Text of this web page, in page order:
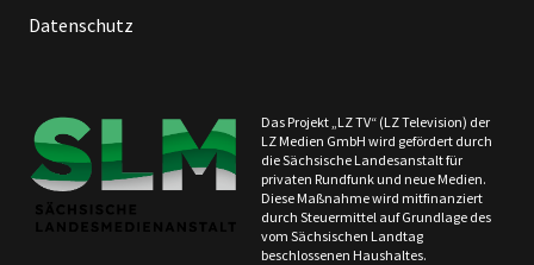
Datenschutz
Das Projekt „LZ TV“ (LZ Television) der
LZ Medien GmbH wird gefördert durch
die Sächsische Landesanstalt für
privaten Rundfunk und neue Medien.
Diese Maßnahme wird mitfinanziert
durch Steuermittel auf Grundlage des
vom Sächsischen Landtag
beschlossenen Haushaltes.